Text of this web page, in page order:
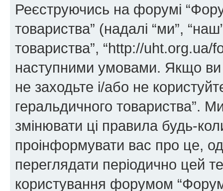
Реєструючись на форумі
товариства” (надалі “ми”,
товариства”, “http://uht.org.ua/
наступними умовами. Якщо ви
не заходьте і/або не
геральдичного товариства”.
змінювати ці правила будь-
проінформувати вас про це,
переглядати періодично цей
користування форумом